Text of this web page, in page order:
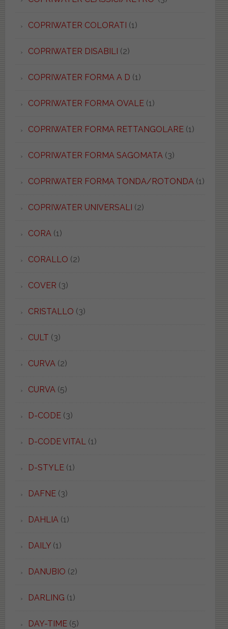
COPRIWATER COLORATI (1)
COPRIWATER DISABILI (2)
COPRIWATER FORMA A D (1)
COPRIWATER FORMA OVALE(1)
COPRIWATER FORMA RETTANGOLARE(1)
COPRIWATER FORMA SAGOMATA(3)
COPRIWATER FORMA TONDA/ROTONDA(1)
COPRIWATER UNIVERSALI (2)
CORA(1)
CORALLO (2)
COVER (3)
CRISTALLO (3)
CULT (3)
CURVA(2)
CURVA(5)
D-CODE(3)
D-CODE VITAL(1)
D-STYLE(1)
DAFNE(3)
DAHLIA(1)
DAILY(1)
DANUBIO (2)
DARLING (1)
DAY-TIME(5)